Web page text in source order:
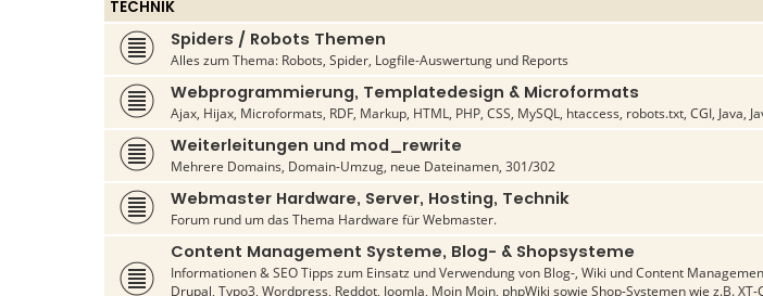
TECHNIK
Spiders / Robots Themen
Alles zum Thema: Robots, Spider, Logfile-Auswertung und Reports
Webprogrammierung, Templatedesign & Microformats
Ajax, Hijax, Microformats, RDF, Markup, HTML, PHP, CSS, MySQL, htaccess, robots.txt, CGI, Java,
Weiterleitungen und mod_rewrite
Mehrere Domains, Domain-Umzug, neue Dateinamen, 301/302
Webmaster Hardware, Server, Hosting, Technik
Forum rund um das Thema Hardware für Webmaster.
Content Management Systeme, Blog- & Shopsysteme
Informationen & SEO Tipps zum Einsatz und Verwendung von Blog-, Wiki und Content
Drupal, Typo3, Wordpress, Reddot, Joomla, Moin Moin, phpWiki sowie Shop-Systemen wie z.B.